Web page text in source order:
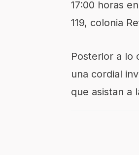
17:00 horas
119, colonia
Posterior a lo
una cordial
que asistan a